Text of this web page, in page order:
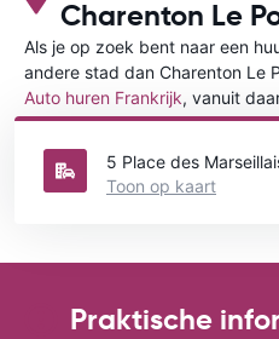
Charenton Le
Als je op zoek bent naar een
andere stad dan Charenton Le
Auto huren Frankrijk, vanuit
welke stad in Frankrijk je een
5 Place des
Toon op kaart
Praktische